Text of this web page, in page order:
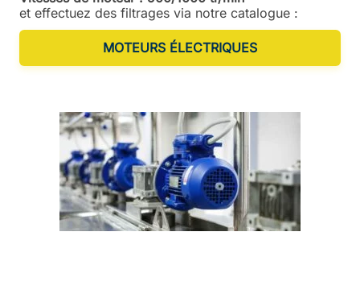
et effectuez des filtrages via notre catalogue :
MOTEURS ÉLECTRIQUES